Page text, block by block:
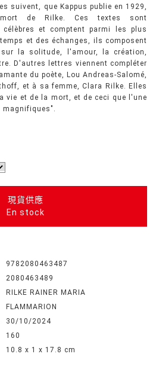
suivent, que Kappus publie en 1929,
de Rilke. Ces textes sont
célèbres et comptent parmi les plus
et des échanges, ils composent
la solitude, l'amour, la création,
D'autres lettres viennent compléter
du poète, Lou Andreas-Salomé,
et à sa femme, Clara Rilke. Elles
vie et de la mort, et de ceci que l'une
現貨供應
En stock
9782080463487
2080463489
RILKE RAINER MARIA
FLAMMARION
30/10/2024
160
10.8 x 1 x 17.8 cm